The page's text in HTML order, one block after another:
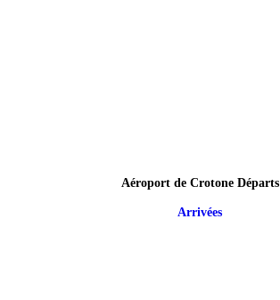
Aéroport de Crotone Départs
Arrivées